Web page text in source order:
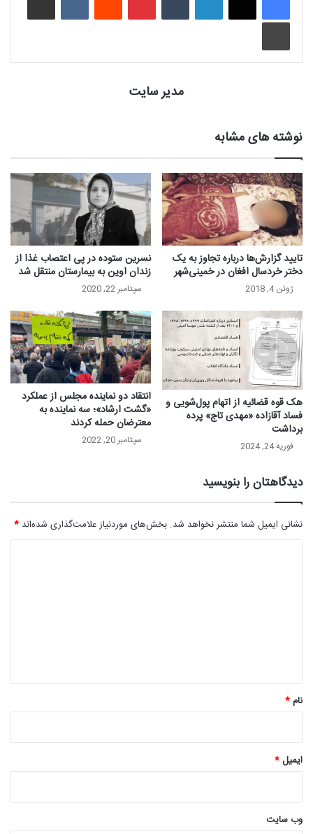
چاپ
مدیر سایت
نوشته های مشابه
تایید گزارش‌ها درباره تجاوز به یک
دختر خردسال افغان در خمینی‌شهر
ژوئن 4, 2018
نسرین ستوده در پی اعتصاب غذا از
زندان اوین به بیمارستان منتقل شد
سپتامبر 22, 2020
هک قوه قضائیه از اتهام پول‌شویی و
فساد آقازاده «مهدی تاج» پرده
برداشت
فوریه 24, 2024
انتقاد دو نماینده مجلس از عملکرد
«گشت ارشاد»؛ سه نماینده به
معترضان حمله کردند
سپتامبر 20, 2022
دیدگاهتان را بنویسید
نشانی ایمیل شما منتشر نخواهد شد. بخش‌های موردنیاز علامت‌گذاری شده‌اند *
نام*
ایمیل *
وب‌ سایت